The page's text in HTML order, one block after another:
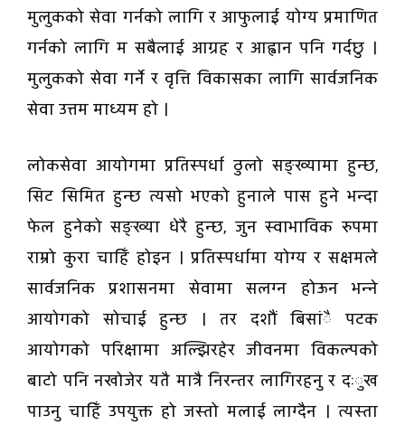
मुलुकको सेवा गर्नको लागि र आफुलाई योग्य प्रमाणित
गर्नको लागि म सबैलाई आग्रह र आह्वान पनि गर्दछु ।
मुलुकको सेवा गर्ने र वृत्ति विकासका लागि सार्वजनिक
सेवा उत्तम माध्यम हो ।
लोकसेवा आयोगमा प्रतिस्पर्धा ठुलो सङ्ख्यामा हुन्छ,
सिट सिमित हुन्छ त्यसो भएको हुनाले पास हुने भन्दा
फेल हुनेको सङ्ख्या धेरै हुन्छ, जुन स्वाभाविक रुपमा
राम्रो कुरा चाहिँ होइन । प्रतिस्पर्धामा योग्य र सक्षमले
सार्वजनिक प्रशासनमा सेवामा सलग्न होऊन भन्ने
आयोगको सोचाई हुन्छ । तर दशौं बिसांै पटक
आयोगको परिक्षामा अल्झिरहेर जीवनमा विकल्पको
बाटो पनि नखोजेर यतै मात्रै निरन्तर लागिरहनु र दःुख
पाउनु चाहिँ उपयुक्त हो जस्तो मलाई लाग्दैन । त्यस्ता